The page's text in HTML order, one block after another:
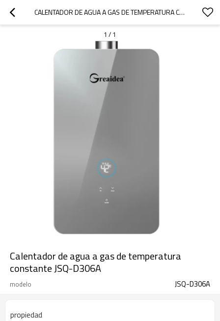
CALENTADOR DE AGUA A GAS DE TEMPERATURA CONSTANTE JSQ-D306A
1 / 1
Calentador de agua a gas de temperatura
constante JSQ-D306A
modelo JSQ-D306A
propiedad